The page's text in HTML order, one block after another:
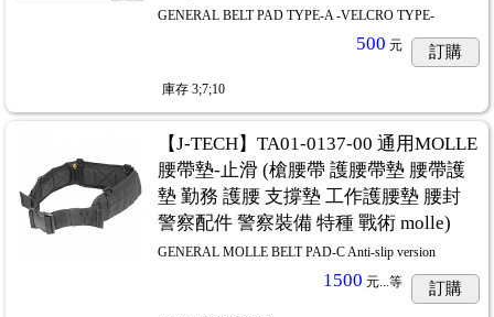
GENERAL BELT PAD TYPE-A -VELCRO TYPE-
500 元 訂購
庫存 3;7;10
【J-TECH】TA01-0137-00 通用MOLLE
腰帶墊-止滑 (槍腰帶 護腰帶墊 腰帶護
墊 勤務 護腰 支撐墊 工作護腰墊 腰封
警察配件 警察裝備 特種 戰術 molle)
GENERAL MOLLE BELT PAD-C Anti-slip version
1500 元...等 訂購